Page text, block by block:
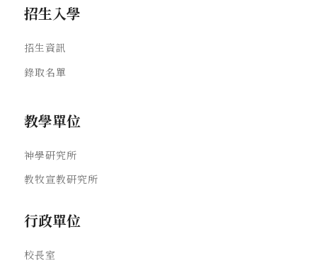
招生入學
招生資訊
錄取名單
教學單位
神學研究所
教牧宣教研究所
行政單位
校長室